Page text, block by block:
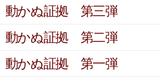
動かぬ証拠 第三弾
動かぬ証拠 第二弾
動かぬ証拠 第一弾